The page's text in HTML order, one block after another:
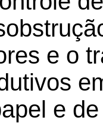
e o
e